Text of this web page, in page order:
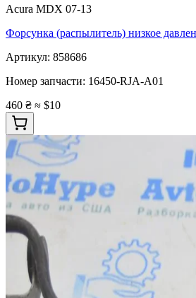
Acura MDX 07-13
Форсунка (распылитель) низкое
Артикул: 858686
Номер запчасти: 16450-RJA-A01
460 ₴ ≈ $10